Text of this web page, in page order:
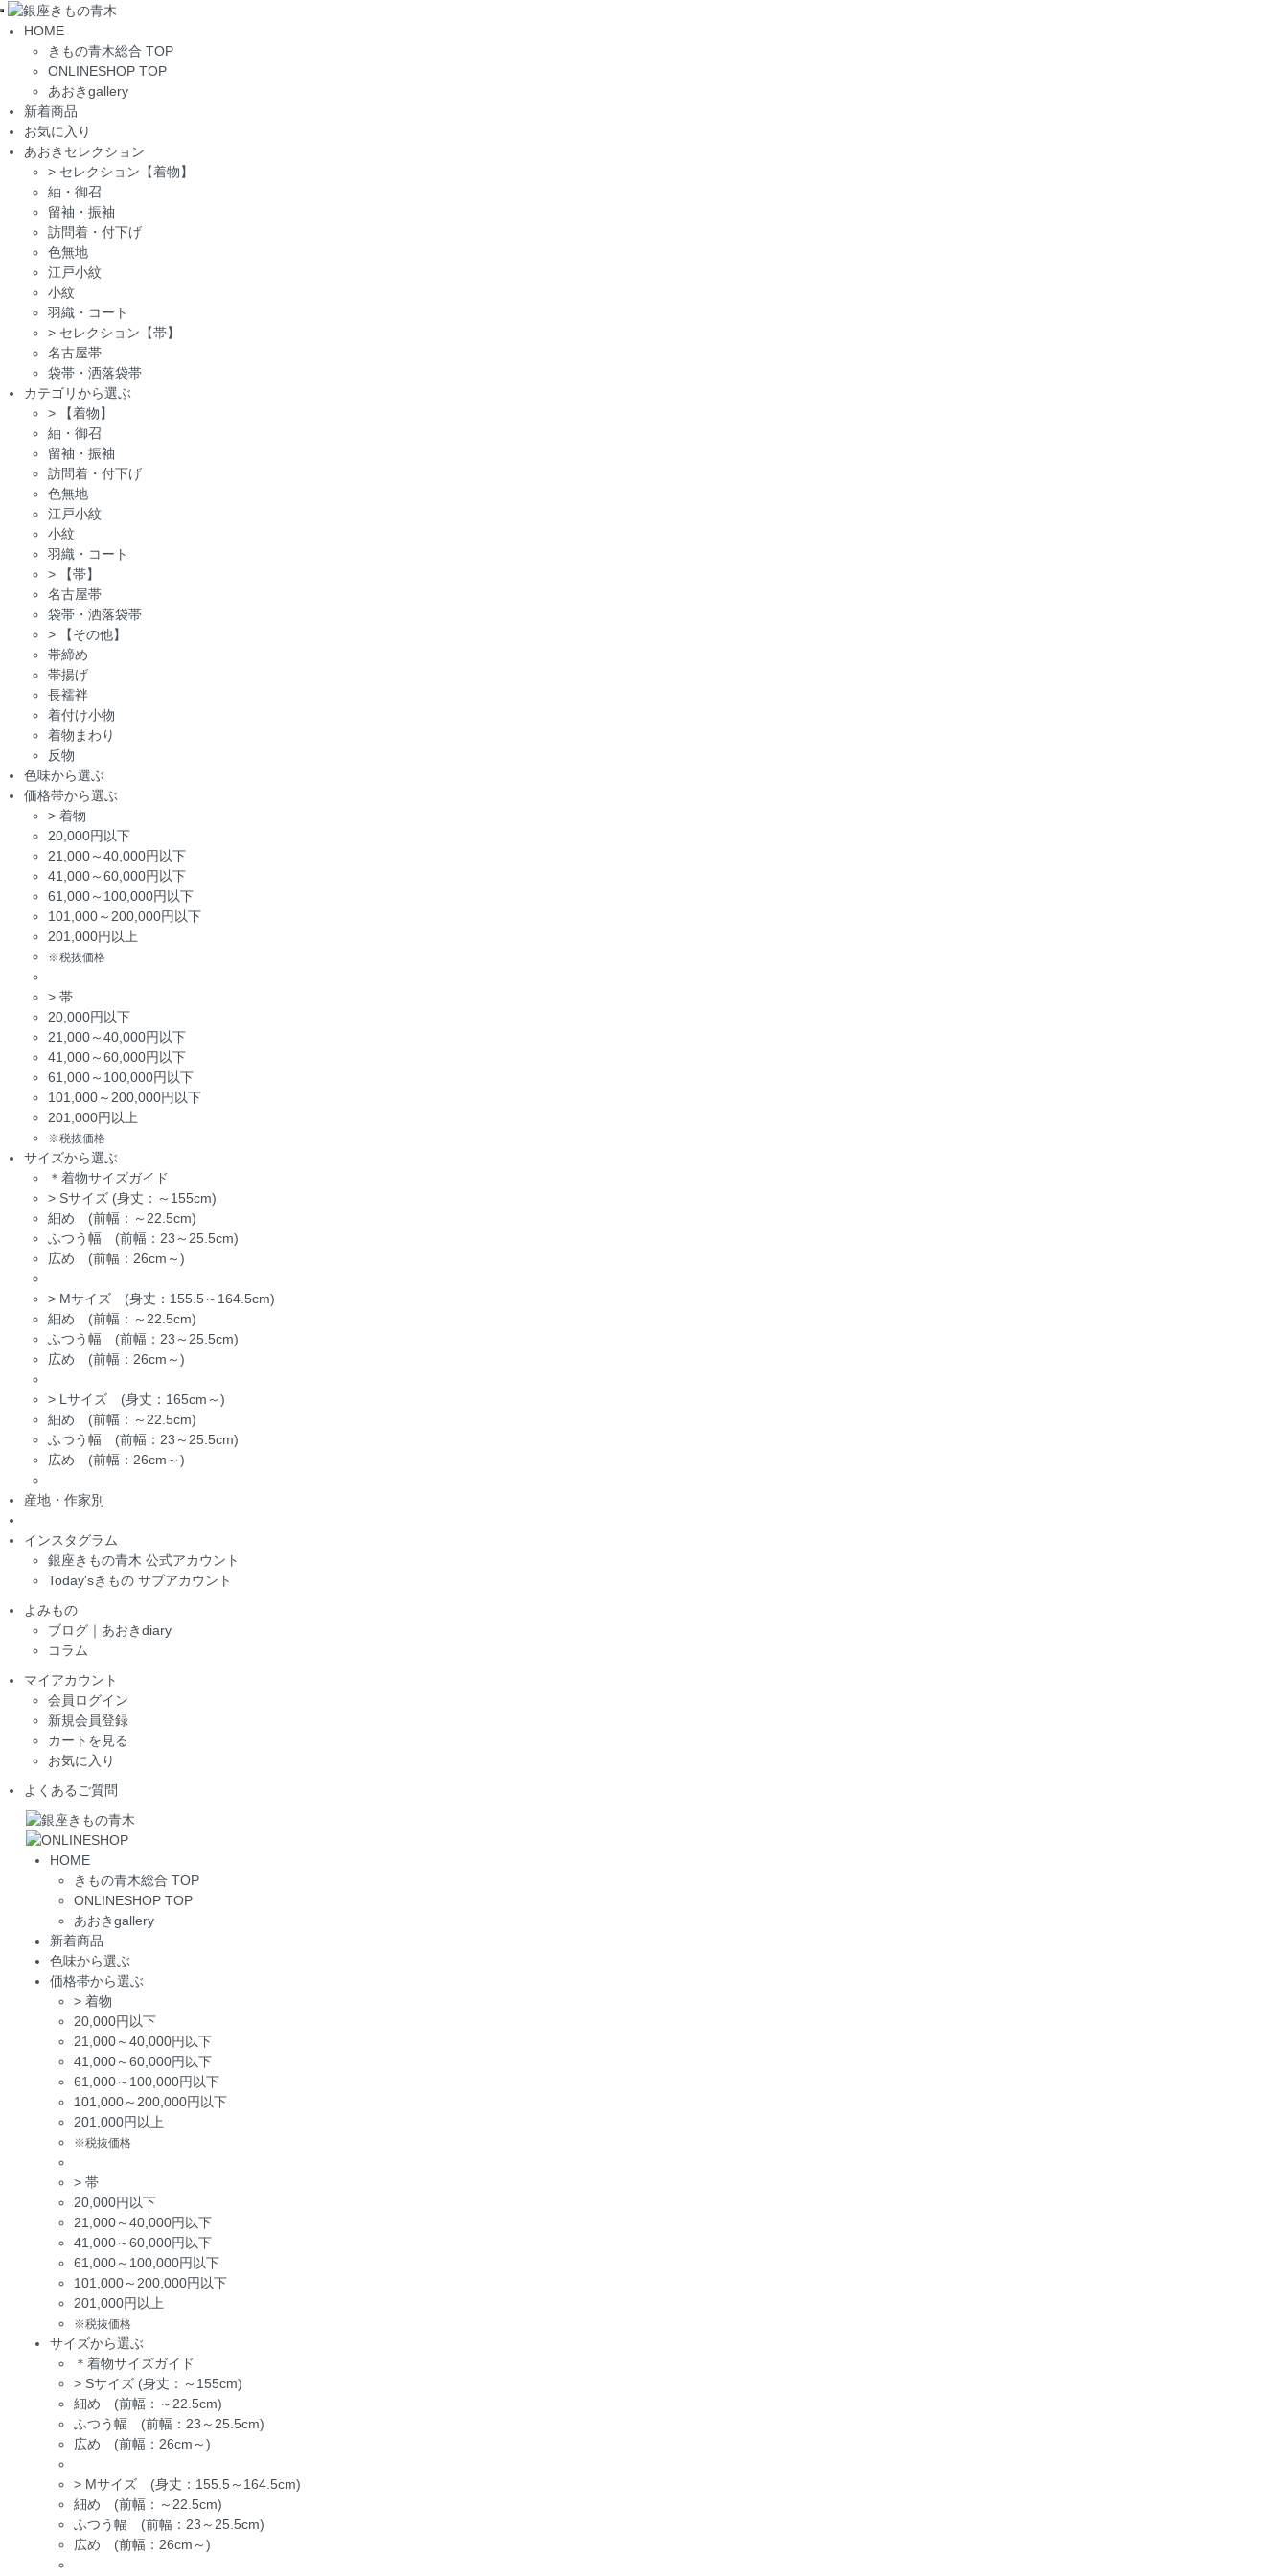
Toggle
navigation
HOME
きもの青木総合 TOP
ONLINESHOP TOP
あおきgallery
新着商品
お気に入り
あおきセレクション
> セレクション【着物】
紬・御召
留袖・振袖
訪問着・付下げ
色無地
江戸小紋
小紋
羽織・コート
> セレクション【帯】
名古屋帯
袋帯・洒落袋帯
カテゴリから選ぶ
>
【着物】
紬・御召
留袖・振袖
訪問着・付下げ
色無地
江戸小紋
小紋
羽織・コート
>
【帯】
名古屋帯
袋帯・洒落袋帯
>
【その他】
帯締め
帯揚げ
長襦袢
着付け小物
着物まわり
反物
色味から選ぶ
価格帯から選ぶ
> 着物
20,000円以下
21,000～40,000円以下
41,000～60,000円以下
61,000～100,000円以下
101,000～200,000円以下
201,000円以上
※税抜価格
> 帯
20,000円以下
21,000～40,000円以下
41,000～60,000円以下
61,000～100,000円以下
101,000～200,000円以下
201,000円以上
※税抜価格
サイズから選ぶ
＊着物サイズガイド
> Sサイズ (身丈：～155cm)
細め (前幅：～22.5cm)
ふつう幅 (前幅：23～25.5cm)
広め (前幅：26cm～)
> Mサイズ (身丈：155.5～164.5cm)
細め (前幅：～22.5cm)
ふつう幅 (前幅：23～25.5cm)
広め (前幅：26cm～)
> Lサイズ (身丈：165cm～)
細め (前幅：～22.5cm)
ふつう幅 (前幅：23～25.5cm)
広め (前幅：26cm～)
産地・作家別
インスタグラム
銀座きもの青木 公式アカウント
Today'sきもの サブアカウント
よみもの
ブログ｜あおきdiary
コラム
マイアカウント
会員ログイン
新規会員登録
カートを見る
お気に入り
よくあるご質問
HOME
きもの青木総合 TOP
ONLINESHOP TOP
あおきgallery
新着商品
色味から選ぶ
価格帯から選ぶ
> 着物
20,000円以下
21,000～40,000円以下
41,000～60,000円以下
61,000～100,000円以下
101,000～200,000円以下
201,000円以上
※税抜価格
> 帯
20,000円以下
21,000～40,000円以下
41,000～60,000円以下
61,000～100,000円以下
101,000～200,000円以下
201,000円以上
※税抜価格
サイズから選ぶ
＊着物サイズガイド
> Sサイズ (身丈：～155cm)
細め (前幅：～22.5cm)
ふつう幅 (前幅：23～25.5cm)
広め (前幅：26cm～)
> Mサイズ (身丈：155.5～164.5cm)
細め (前幅：～22.5cm)
ふつう幅 (前幅：23～25.5cm)
広め (前幅：26cm～)